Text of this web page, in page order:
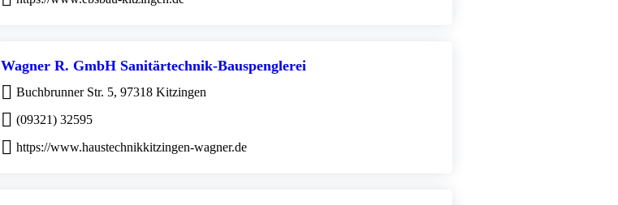
Wagner R. GmbH Sanitärtechnik-Bauspenglerei
Buchbrunner Str. 5, 97318 Kitzingen
(09321) 32595
https://www.haustechnikkitzingen-wagner.de